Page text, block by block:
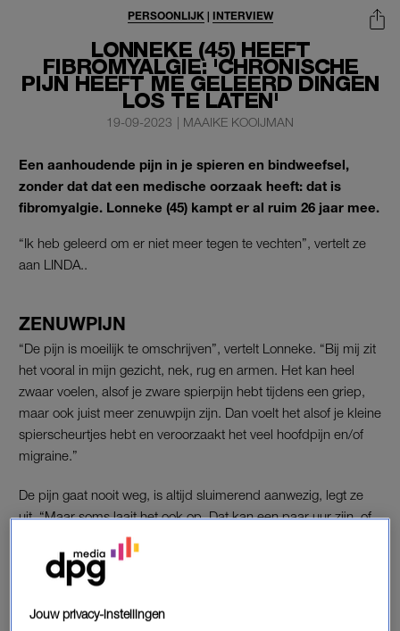
LONNEKE (45) HEEFT
FIBROMYALGIE: 'CHRONISCHE
PIJN HEEFT ME GELEERD DINGEN
LOS TE LATEN'
PERSOONLIJK| INTERVIEW
19-09-2023 | MAAIKE KOOIJMAN
Een aanhoudende pijn in je spieren en bindweefsel,
zonder dat dat een medische oorzaak heeft: dat is
fibromyalgie. Lonneke (45) kampt er al ruim 26 jaar mee.
“Ik heb geleerd om er niet meer tegen te vechten”, vertelt ze
aan LINDA..
ZENUWPIJN
“De pijn is moeilijk te omschrijven”, vertelt Lonneke. “Bij mij zit
het vooral in mijn gezicht, nek, rug en armen. Het kan heel
zwaar voelen, alsof je zware spierpijn hebt tijdens een griep,
maar ook juist meer zenuwpijn zijn. Dan voelt het alsof je kleine
spierscheurtjes hebt en veroorzaakt het veel hoofdpijn en/of
migraine.”
De pijn gaat nooit weg, is altijd sluimerend aanwezig, legt ze
uit. “Maar soms laait het ook op. Dat kan een paar uur zijn, of
een paar maanden.” Dat beïnvloedt haar zowel fysiek als
mentaal. “Het tast bijvoorbeeld mijn geheugen aan, ik ben
soms minder snel met dingen. En fysiek heb ik er natuurlijk
Jouw privacy-instellingen